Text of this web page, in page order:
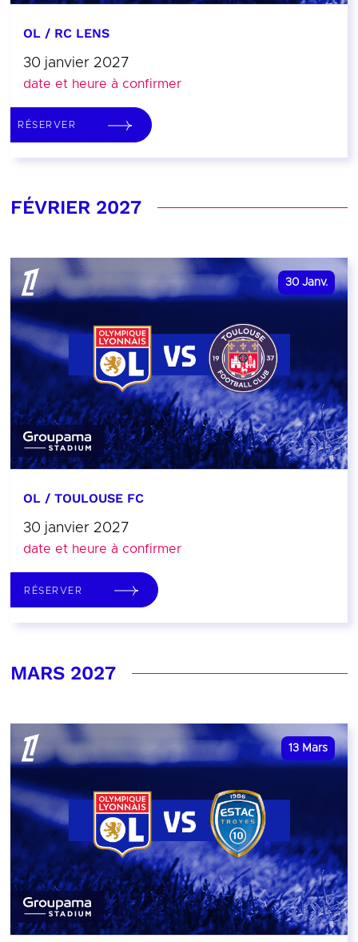
OL / RC LENS
30 janvier 2027
date et heure à confirmer
RÉSERVER
FÉVRIER 2027
30 Janv.
OL / TOULOUSE FC
30 janvier 2027
date et heure à confirmer
RÉSERVER
MARS 2027
13 Mars